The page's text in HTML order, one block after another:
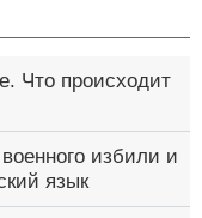
Что происходит
избили и
язык